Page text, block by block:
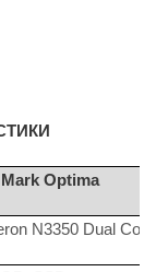
Optima
N3350 Dual